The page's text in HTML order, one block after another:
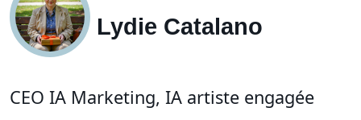
Lydie Catalano
CEO IA Marketing, IA artiste engagée